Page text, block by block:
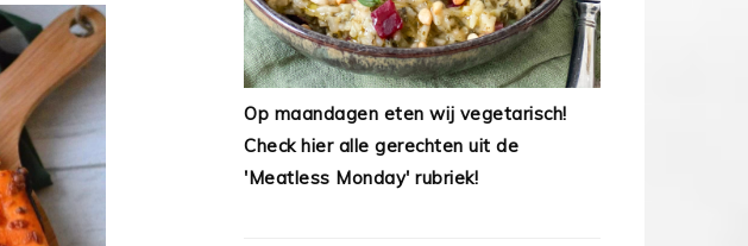
Op maandagen eten wij vegetarisch!
Check hier alle gerechten uit de
'Meatless Monday' rubriek!